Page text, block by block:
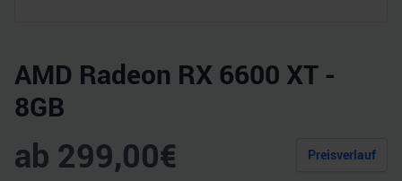
AMD Radeon RX 6600 XT -
8GB
ab 299,00€ Preisverlauf